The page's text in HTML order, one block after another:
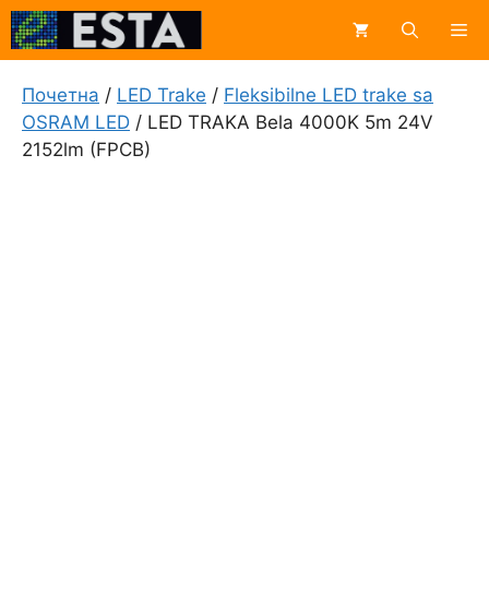
Skip
to
content
Почетна / LED Trake / Fleksibilne LED trake sa
OSRAM LED / LED TRAKA Bela 4000K 5m 24V
2152lm (FPCB)